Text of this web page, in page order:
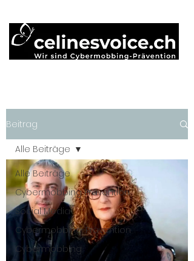
Beitrag
Alle Beiträge
Cybermobbing Prävention
Social Media
Cybermobbing-Prävention
Cybermobbing
Alle Beiträge